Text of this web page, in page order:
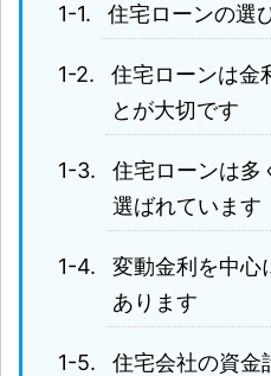
住宅ローンの選
住宅ローンは金
とが大切です
住宅ローンは多
選ばれています
変動金利を中心
あります
住宅会社の資金